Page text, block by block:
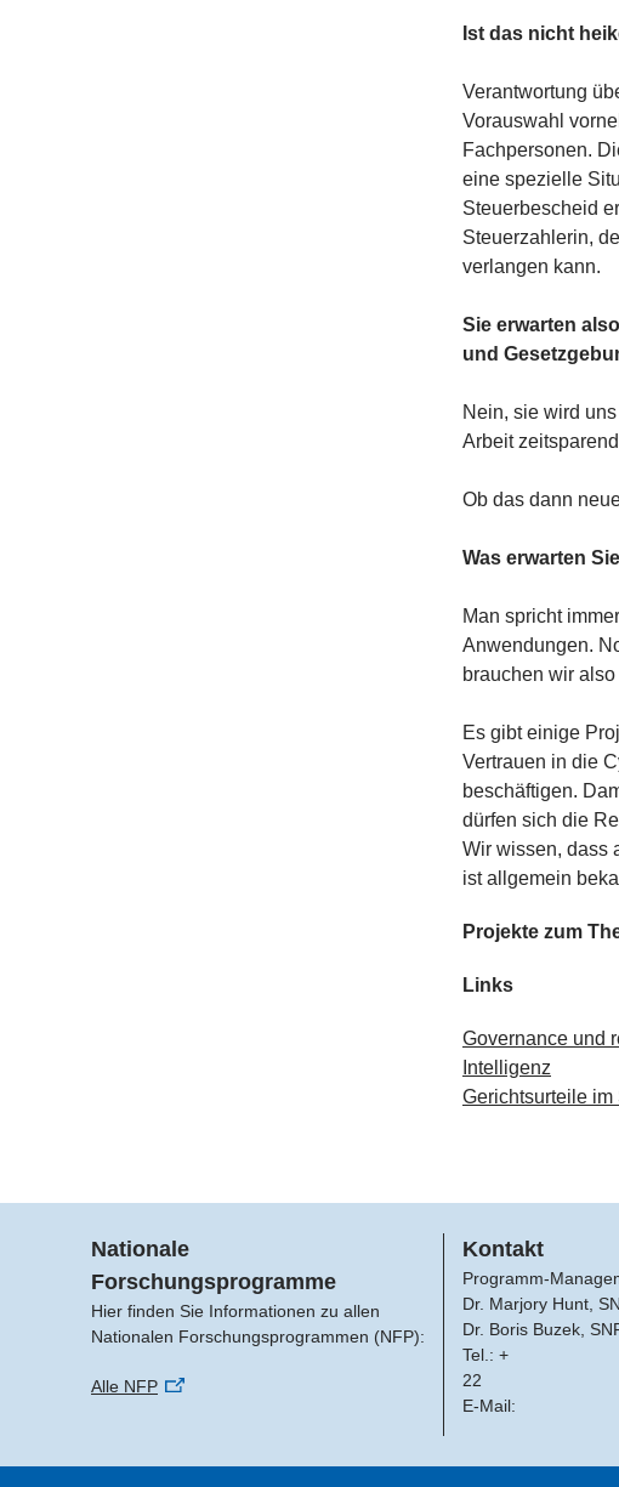
Ist das nicht
Verantwortung
Vorauswahl
Fachpersonen.
eine spezielle
Steuerbescheid
Steuerzahlerin,
verlangen kann.
Sie erwarten
und
Nein, sie wird
Arbeit
Ob das dann
Was erwarten
Man spricht
Anwendungen.
brauchen wir also
Es gibt einige
Vertrauen in die
beschäftigen.
dürfen sich die
Wir wissen, dass
ist allgemein
Projekte zum
Links
Governance und
Intelligenz
Gerichtsurteile
Nationale
Forschungsprogramme
Hier finden Sie Informationen zu allen
Nationalen Forschungsprogrammen (NFP):
Alle NFP
Kontakt
Programm-
Dr. Marjory Hunt,
Dr. Boris Buzek,
Tel.: +
22
E-Mail: